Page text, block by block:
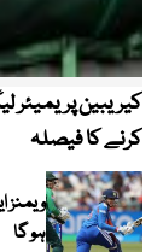
کرنے کا فیصلہ
ہو گا